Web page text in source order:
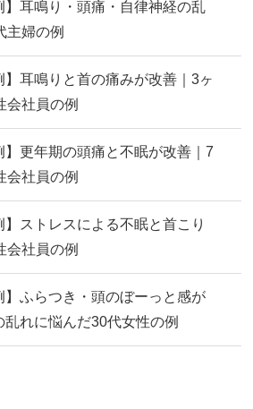
】耳鳴り・頭痛・自律神経の乱
主婦の例
】耳鳴りと首の痛みが改善｜3ヶ
会社員の例
】更年期の頭痛と不眠が改善｜7
会社員の例
】ストレスによる不眠と首こり
会社員の例
】ふらつき・頭のぼーっと感が
れに悩んだ30代女性の例